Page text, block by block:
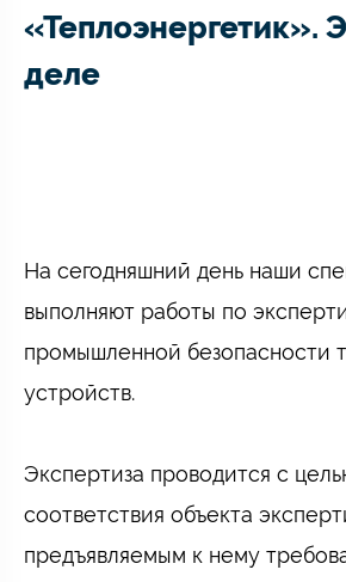
«Теплоэнергетик».
деле
На сегодняшний день наши
выполняют работы по
промышленной безопасности
устройств.⠀
Экспертиза проводится с
соответствия объекта
предъявляемым к нему